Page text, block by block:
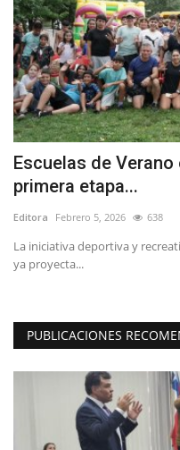
Escuelas de
primera etapa...
Editora Febrero 5, 2026 638
La iniciativa deportiva y
ya proyecta...
PUBLICACIONES